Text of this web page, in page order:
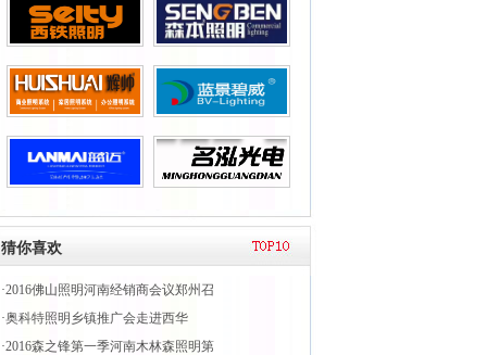
猜你喜欢
·2016佛山照明河南经销商会议郑州召
·奥科特照明乡镇推广会走进西华
·2016森之锋第一季河南木林森照明第